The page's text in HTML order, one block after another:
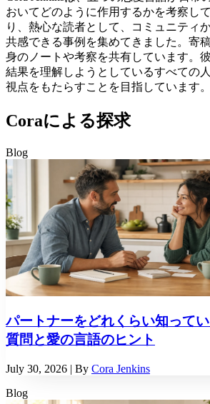
おいてどのように作用するかを考察し
り、熱心な読者として、コミュニティ
共感できる事例を集めてきました。寄
身のノートや考察を共有しています。
結果を理解しようとしているすべての
視点をもたらすことを目指しています。
Coraによる探求
Blog
パートナーをどれくらい知って
質問と愛の言語のヒント
July 30, 2026 | By Cora Jenkins
Blog